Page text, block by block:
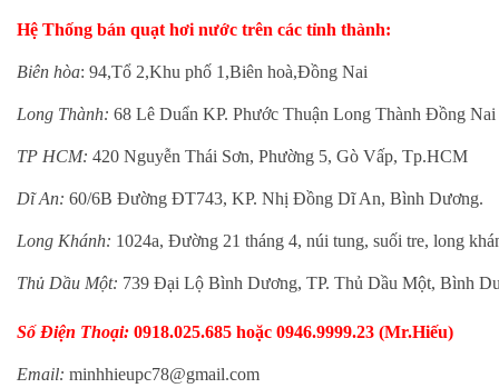
Hệ Thống bán quạt hơi nước trên các tỉnh thành:
Biên hòa: 94,Tổ 2,Khu phố 1,Biên hoà,Đồng Nai
Long Thành: 68 Lê Duẩn KP. Phước Thuận Long Thành Đồng Nai
TP HCM: 420 Nguyễn Thái Sơn, Phường 5, Gò Vấp, Tp.HCM
Dĩ An: 60/6B Đường ĐT743, KP. Nhị Đồng Dĩ An, Bình Dương.
Long Khánh: 1024a, Đường 21 tháng 4, núi tung, suối tre, long
Thủ Dầu Một: 739 Đại Lộ Bình Dương, TP. Thủ Dầu Một, Bình
Số Điện Thoại: 0918.025.685 hoặc 0946.9999.23 (Mr.Hiếu)
Email: minhhieupc78@gmail.com